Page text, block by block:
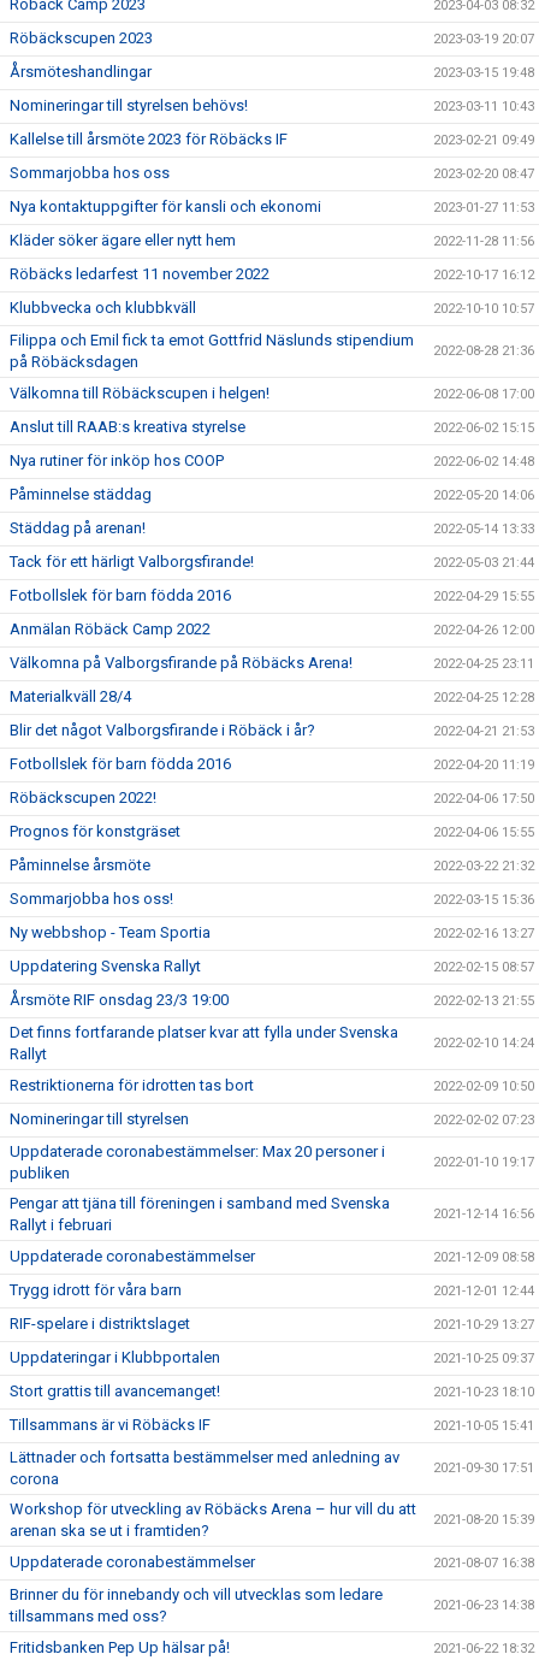
Röbäck Camp 2023 2023-04-03 08:32
Röbäckscupen 2023 2023-03-19 20:07
Årsmöteshandlingar 2023-03-15 19:48
Nomineringar till styrelsen behövs! 2023-03-11 10:43
Kallelse till årsmöte 2023 för Röbäcks IF 2023-02-21 09:49
Sommarjobba hos oss 2023-02-20 08:47
Nya kontaktuppgifter för kansli och ekonomi 2023-01-27 11:53
Kläder söker ägare eller nytt hem 2022-11-28 11:56
Röbäcks ledarfest 11 november 2022 2022-10-17 16:12
Klubbvecka och klubbkväll 2022-10-10 10:57
Filippa och Emil fick ta emot Gottfrid Näslunds stipendium
på Röbäcksdagen
2022-08-28 21:36
Välkomna till Röbäckscupen i helgen! 2022-06-08 17:00
Anslut till RAAB:s kreativa styrelse 2022-06-02 15:15
Nya rutiner för inköp hos COOP 2022-06-02 14:48
Påminnelse städdag 2022-05-20 14:06
Städdag på arenan! 2022-05-14 13:33
Tack för ett härligt Valborgsfirande! 2022-05-03 21:44
Fotbollslek för barn födda 2016 2022-04-29 15:55
Anmälan Röbäck Camp 2022 2022-04-26 12:00
Välkomna på Valborgsfirande på Röbäcks Arena! 2022-04-25 23:11
Materialkväll 28/4 2022-04-25 12:28
Blir det något Valborgsfirande i Röbäck i år? 2022-04-21 21:53
Fotbollslek för barn födda 2016 2022-04-20 11:19
Röbäckscupen 2022! 2022-04-06 17:50
Prognos för konstgräset 2022-04-06 15:55
Påminnelse årsmöte 2022-03-22 21:32
Sommarjobba hos oss! 2022-03-15 15:36
Ny webbshop - Team Sportia 2022-02-16 13:27
Uppdatering Svenska Rallyt 2022-02-15 08:57
Årsmöte RIF onsdag 23/3 19:00 2022-02-13 21:55
Det finns fortfarande platser kvar att fylla under Svenska
Rallyt
2022-02-10 14:24
Restriktionerna för idrotten tas bort 2022-02-09 10:50
Nomineringar till styrelsen 2022-02-02 07:23
Uppdaterade coronabestämmelser: Max 20 personer i
publiken
2022-01-10 19:17
Pengar att tjäna till föreningen i samband med Svenska
Rallyt i februari
2021-12-14 16:56
Uppdaterade coronabestämmelser 2021-12-09 08:58
Trygg idrott för våra barn 2021-12-01 12:44
RIF-spelare i distriktslaget 2021-10-29 13:27
Uppdateringar i Klubbportalen 2021-10-25 09:37
Stort grattis till avancemanget! 2021-10-23 18:10
Tillsammans är vi Röbäcks IF 2021-10-05 15:41
Lättnader och fortsatta bestämmelser med anledning av
corona
2021-09-30 17:51
Workshop för utveckling av Röbäcks Arena – hur vill du att
arenan ska se ut i framtiden?
2021-08-20 15:39
Uppdaterade coronabestämmelser 2021-08-07 16:38
Brinner du för innebandy och vill utvecklas som ledare
tillsammans med oss?
2021-06-23 14:38
Fritidsbanken Pep Up hälsar på! 2021-06-22 18:32